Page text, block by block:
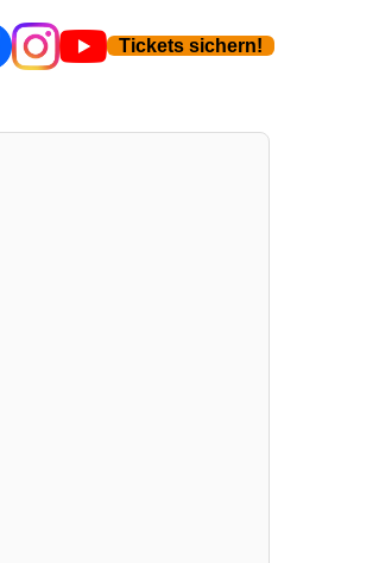
Tickets sichern!